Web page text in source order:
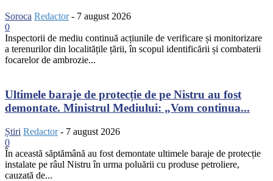
Soroca Redactor - 7 august 2026
0
Inspectorii de mediu continuă acțiunile de verificare și monitorizare
a terenurilor din localitățile țării, în scopul identificării și combaterii
focarelor de ambrozie...
Ultimele baraje de protecție de pe Nistru au fost
demontate. Ministrul Mediului: „Vom continua...
Știri Redactor - 7 august 2026
0
În această săptămână au fost demontate ultimele baraje de protecție
instalate pe râul Nistru în urma poluării cu produse petroliere,
cauzată de...